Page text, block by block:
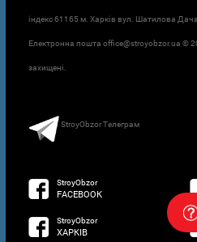
індекс 61165 м. Харків вул. Шатилова
Електронна пошта office@stroyobzor.ua ©
захищені.
StroyObzor Телеграм
StroyObzor
FACEBOOK
StroyObzor
ХАРКІВ